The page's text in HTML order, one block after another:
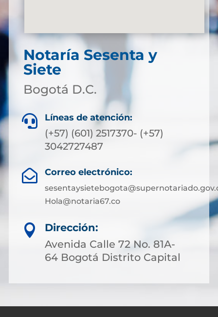
Notaría Sesenta y
Siete
Bogotá D.C.
 Líneas de atención:
(+57) (601) 2517370- (+57)
3042727487
 Correo electrónico:
Hola@notaria67.co

Dirección:
Avenida Calle 72 No. 81A-
64 Bogotá Distrito Capital